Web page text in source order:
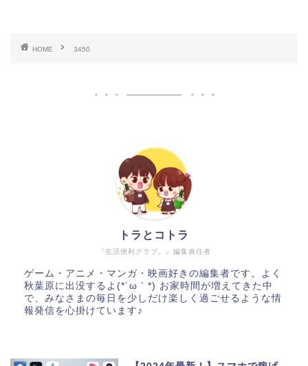
HOME 3450
『生活便利クラブ。』編集責任者
トラとコトラ
ゲーム・アニメ・マンガ・映画好きの編集者です。よく
秋葉原に出没するよ(*´ω｀*) お家時間が増えてきた中
で、みなさまの毎日を少しだけ楽しく過ごせるような情
報発信を心掛けています♪